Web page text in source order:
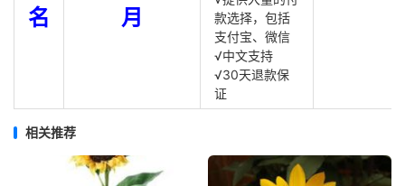
名
月
款选择，包括
支付宝、微信
√中文支持
√30天退款保
证
相关推荐